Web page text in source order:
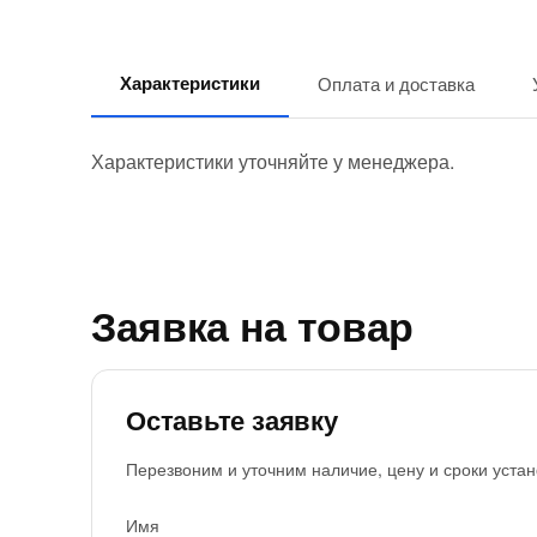
Характеристики Оплата и доставка
Характеристики уточняйте у менеджера.
Заявка на товар
Оставьте заявку
Перезвоним и уточним наличие, цену и сроки
Имя